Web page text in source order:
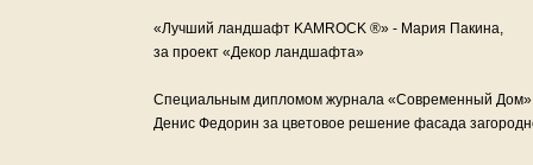
«Лучший ландшафт KAMROCK ®» - Мария Пакина,
за проект «Декор ландшафта»
Специальным дипломом журнала «Современный
Денис Федорин за цветовое решение фасада